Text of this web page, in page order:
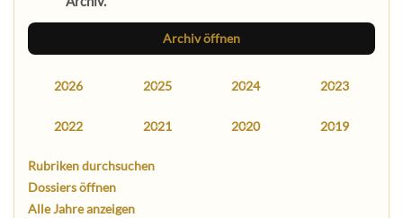
Archiv öffnen
2026 2025 2024 2023
2022 2021 2020 2019
Rubriken durchsuchen
Dossiers öffnen
Alle Jahre anzeigen